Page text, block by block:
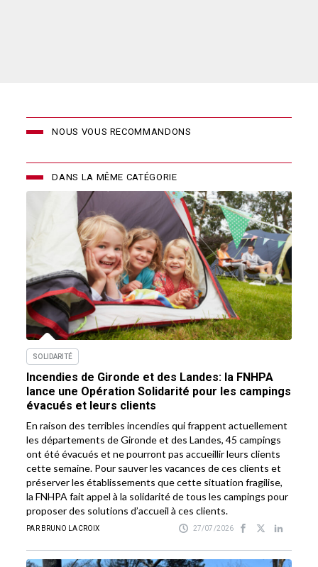
NOUS VOUS RECOMMANDONS
DANS LA MÊME CATÉGORIE
SOLIDARITÉ
Incendies de Gironde et des Landes: la FNHPA
lance une Opération Solidarité pour les campings
évacués et leurs clients
En raison des terribles incendies qui frappent actuellement
les départements de Gironde et des Landes, 45 campings
ont été évacués et ne pourront pas accueillir leurs clients
cette semaine. Pour sauver les vacances de ces clients et
préserver les établissements que cette situation fragilise,
la FNHPA fait appel à la solidarité de tous les campings pour
proposer des solutions d’accueil à ces clients.
PAR BRUNO LACROIX 27/07/2026